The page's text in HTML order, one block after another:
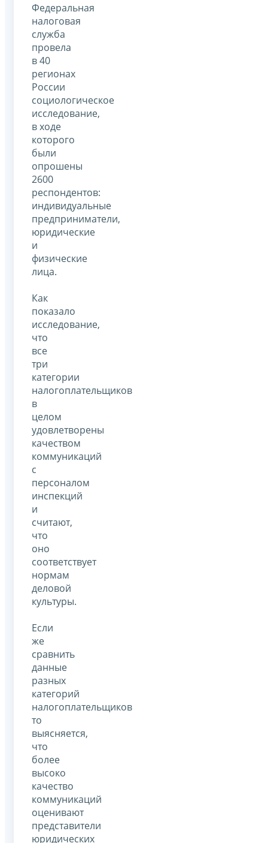
Федеральная
налоговая
служба
провела
в 40
регионах
России
социологическое
исследование,
в ходе
которого
были
опрошены
2600
респондентов:
индивидуальные
предприниматели,
юридические
и
физические
лица.
Как
показало
исследование,
что
все
три
категории
налогоплательщиков
в
целом
удовлетворены
качеством
коммуникаций
с
персоналом
инспекций
и
считают,
что
оно
соответствует
нормам
деловой
культуры.
Если
же
сравнить
данные
разных
категорий
налогоплательщиков
то
выясняется,
что
более
высоко
качество
коммуникаций
оценивают
представители
юридических